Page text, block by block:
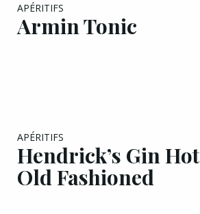
APÉRITIFS
Armin Tonic
APÉRITIFS
Hendrick’s Gin Hot
Old Fashioned